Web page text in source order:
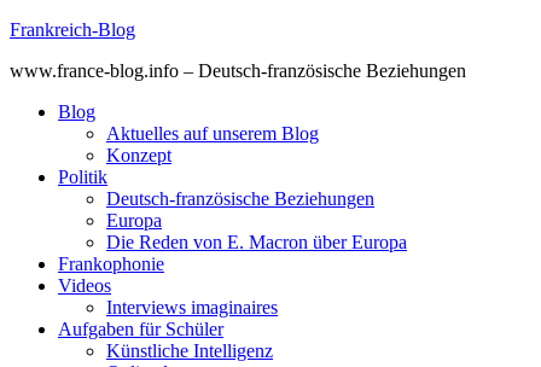
Skip
content
Frankreich-Blog
www.france-blog.info – Deutsch-französische Beziehungen
Blog
Aktuelles auf unserem Blog
Konzept
Politik
Deutsch-französische Beziehungen
Europa
Die Reden von E. Macron über Europa
Frankophonie
Videos
Interviews imaginaires
Aufgaben für Schüler
Künstliche Intelligenz